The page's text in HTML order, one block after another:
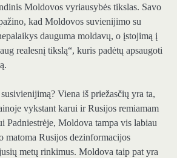
Moldovos vyriausybės tikslas. Savo
kad Moldovos suvienijimo su
dauguma moldavų, o įstojimą į
realesnį tikslą“, kuris padėtų apsaugoti
Viena iš priežasčių yra ta,
vykstant karui ir Rusijos remiamam
Padniestrėje, Moldova tampa vis labiau
matoma Rusijos dezinformacijos
metų rinkimus. Moldova taip pat yra